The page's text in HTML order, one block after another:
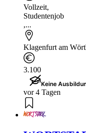
Vollzeit,
Studentenjob
,...
Klagenfurt am
3.100
Keine
vor 4 Tagen